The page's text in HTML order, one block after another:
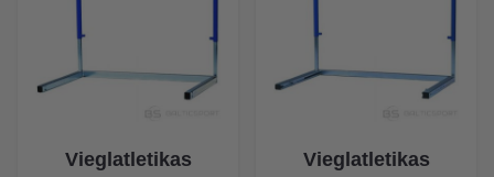
Vieglatletikas
Vieglatletikas